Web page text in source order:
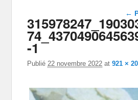
←
-1
Publié 22 novembre 2022 at921 ×